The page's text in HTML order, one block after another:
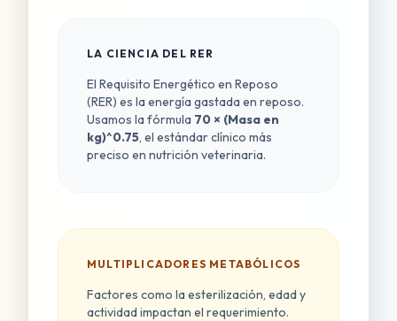
LA CIENCIA DEL RER
El Requisito Energético en Reposo
(RER) es la energía gastada en reposo.
Usamos la fórmula 70 × (Masa en
kg)^0.75, el estándar clínico más
preciso en nutrición veterinaria.
MULTIPLICADORES METABÓLICOS
Factores como la esterilización, edad y
actividad impactan el requerimiento.